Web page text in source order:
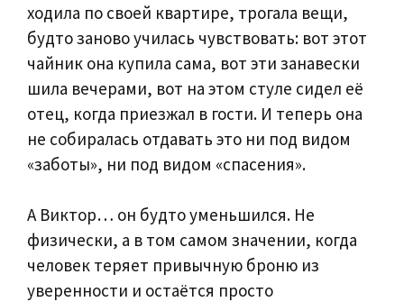
ходила по своей квартире, трогала вещи,
будто заново училась чувствовать: вот этот
чайник она купила сама, вот эти занавески
шила вечерами, вот на этом стуле сидел её
отец, когда приезжал в гости. И теперь она
не собиралась отдавать это ни под видом
«заботы», ни под видом «спасения».
А Виктор… он будто уменьшился. Не
физически, а в том самом значении, когда
человек теряет привычную броню из
уверенности и остаётся просто